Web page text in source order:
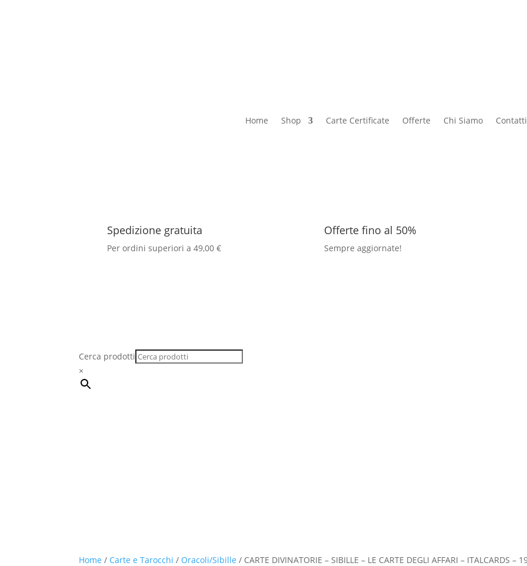
Home Shop Carte Certificate Offerte Chi Siamo Contatti
Spedizione gratuita
Per ordini superiori a 49,00 €
Offerte fino al 50%
Sempre aggiornate!
Cerca prodotti
×
Home / Carte e Tarocchi / Oracoli/Sibille / CARTE DIVINATORIE – SIBILLE – LE CARTE DEGLI AFFARI – ITALCARDS –